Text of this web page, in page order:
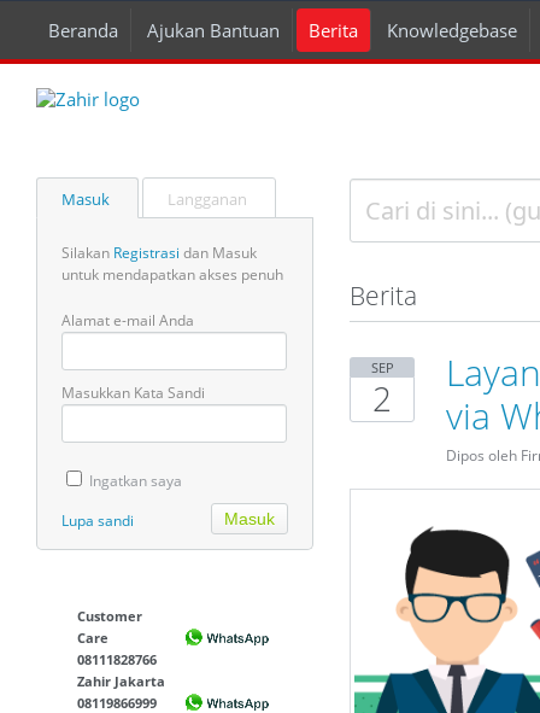
Beranda Ajukan Bantuan Berita Knowledgebase
Masuk Langganan
Silakan Registrasi dan Masuk
untuk mendapatkan akses penuh
Alamat e-mail Anda
Masukkan Kata Sandi
Ingatkan saya
Lupa sandi
Customer
Care
08111828766
Zahir Jakarta
08119866999
Berita
SEP
2
via
Dipos oleh